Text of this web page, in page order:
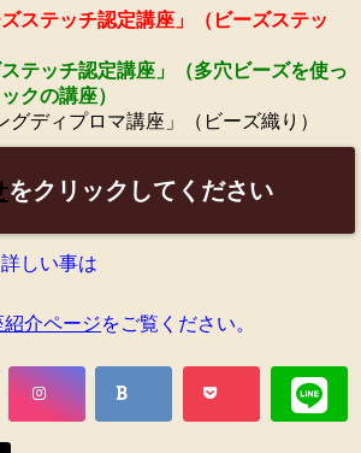
ステッチ認定講座」（ビーズステッ
テッチ認定講座」（多穴ビーズを使っ
クの講座）
グディプロマ講座」（ビーズ織り）
をクリックしてください
しい事は
紹介ページをご覧ください。